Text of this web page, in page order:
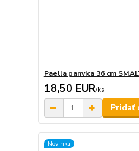
Paella panvica 36 cm
18,50 EUR/ks
Pridať
Novinka